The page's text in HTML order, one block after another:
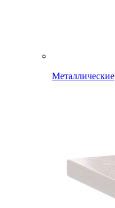
Металлические